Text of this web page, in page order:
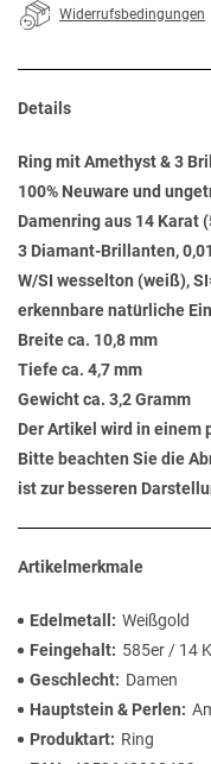
Widerrufsbedingungen
Details
Ring mit Amethyst & 3
100% Neuware und
Damenring aus 14 Karat
3 Diamant-Brillanten,
W/SI wesselton (weiß),
erkennbare natürliche
Breite ca. 10,8 mm
Tiefe ca. 4,7 mm
Gewicht ca. 3,2 Gramm
Der Artikel wird in einem
Bitte beachten Sie die
ist zur besseren
Artikelmerkmale
Edelmetall
Weißgold
Feingehalt
585er / 14
Geschlecht
Damen
Hauptstein & Perlen
Produktart
Ring